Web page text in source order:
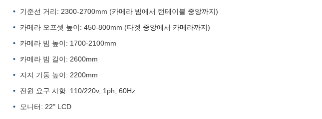
기준선 거리: 2300-2700mm (카메라 빔에서 턴테이블 중앙까지)
카메라 오프셋 높이: 450-800mm (타겟 중앙에서 카메라까지)
카메라 빔 높이: 1700-2100mm
카메라 빔 길이: 2600mm
지지 기둥 높이: 2200mm
전원 요구 사항: 110/220v, 1ph, 60Hz
모니터: 22" LCD